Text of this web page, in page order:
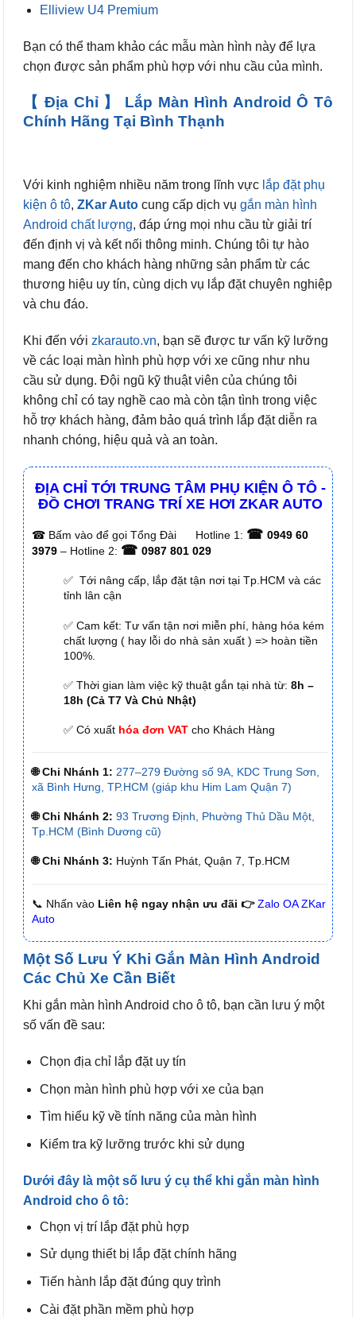
Elliview U4 Premium
Bạn có thể tham khảo các mẫu màn hình này để lựa
chọn được sản phẩm phù hợp với nhu cầu của mình.
【 Địa Chỉ 】 Lắp Màn Hình Android Ô Tô
Chính Hãng Tại Bình Thạnh
Với kinh nghiệm nhiều năm trong lĩnh vực lắp đặt phụ
kiện ô tô, ZKar Auto cung cấp dịch vụ gắn màn hình
Android chất lượng, đáp ứng mọi nhu cầu từ giải trí
đến định vị và kết nối thông minh. Chúng tôi tự hào
mang đến cho khách hàng những sản phẩm từ các
thương hiệu uy tín, cùng dịch vụ lắp đặt chuyên nghiệp
và chu đáo.
Khi đến với zkarauto.vn, bạn sẽ được tư vấn kỹ lưỡng
về các loại màn hình phù hợp với xe cũng như nhu
cầu sử dụng. Đội ngũ kỹ thuật viên của chúng tôi
không chỉ có tay nghề cao mà còn tận tình trong việc
hỗ trợ khách hàng, đảm bảo quá trình lắp đặt diễn ra
nhanh chóng, hiệu quả và an toàn.
ĐỊA CHỈ TỚI TRUNG TÂM PHỤ KIỆN Ô TÔ -
ĐỒ CHƠI TRANG TRÍ XE HƠI ZKAR AUTO
☎ Bấm vào để gọi Tổng Đài Hotline 1: ☎ 0949 60
3979 – Hotline 2: ☎ 0987 801 029
✅ Tới nâng cấp, lắp đặt tận nơi tại Tp.HCM và các
tỉnh lân cận
✅ Cam kết: Tư vấn tận nơi miễn phí, hàng hóa kém
chất lượng ( hay lỗi do nhà sản xuất ) => hoàn tiền
100%.
✅ Thời gian làm việc kỹ thuật gắn tại nhà từ: 8h –
18h (Cả T7 Và Chủ Nhật)
✅ Có xuất hóa đơn VAT cho Khách Hàng
🌐 Chi Nhánh 1: 277–279 Đường số 9A, KDC Trung Sơn,
xã Bình Hưng, TP.HCM (giáp khu Him Lam Quận 7)
🌐 Chi Nhánh 2: 93 Trương Định, Phường Thủ Dầu Một,
Tp.HCM (Bình Dương cũ)
🌐 Chi Nhánh 3: Huỳnh Tấn Phát, Quận 7, Tp.HCM
📞 Nhấn vào Liên hệ ngay nhận ưu đãi 👉 Zalo OA ZKar
Auto
Một Số Lưu Ý Khi Gắn Màn Hình Android
Các Chủ Xe Cần Biết
Khi gắn màn hình Android cho ô tô, bạn cần lưu ý một
số vấn đề sau:
Chọn địa chỉ lắp đặt uy tín
Chọn màn hình phù hợp với xe của bạn
Tìm hiểu kỹ về tính năng của màn hình
Kiểm tra kỹ lưỡng trước khi sử dụng
Dưới đây là một số lưu ý cụ thể khi gắn màn hình
Android cho ô tô:
Chọn vị trí lắp đặt phù hợp
Sử dụng thiết bị lắp đặt chính hãng
Tiến hành lắp đặt đúng quy trình
Cài đặt phần mềm phù hợp